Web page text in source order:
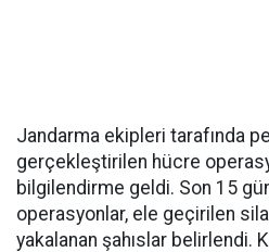
Jandarma ekipleri tarafında
gerçekleştirilen hücre
bilgilendirme geldi. Son 15
operasyonlar, ele geçirilen
yakalanan şahıslar belirlendi.